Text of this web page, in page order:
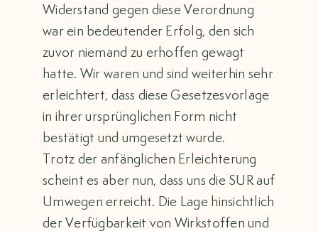
Widerstand gegen diese Verordnung
war ein bedeutender Erfolg, den sich
zuvor niemand zu erhoffen gewagt
hatte. Wir waren und sind weiterhin sehr
erleichtert, dass diese Gesetzesvorlage
in ihrer ursprünglichen Form nicht
bestätigt und umgesetzt wurde.
Trotz der anfänglichen Erleichterung
scheint es aber nun, dass uns die SUR auf
Umwegen erreicht. Die Lage hinsichtlich
der Verfügbarkeit von Wirkstoffen und